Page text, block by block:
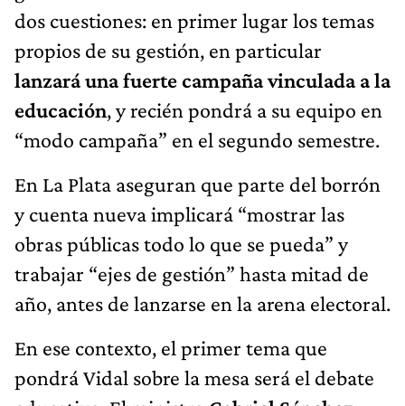
dos cuestiones: en primer lugar los temas
propios de su gestión, en particular
lanzará una fuerte campaña vinculada a la
educación, y recién pondrá a su equipo en
“modo campaña” en el segundo semestre.
En La Plata aseguran que parte del borrón
y cuenta nueva implicará “mostrar las
obras públicas todo lo que se pueda” y
trabajar “ejes de gestión” hasta mitad de
año, antes de lanzarse en la arena electoral.
En ese contexto, el primer tema que
pondrá Vidal sobre la mesa será el debate